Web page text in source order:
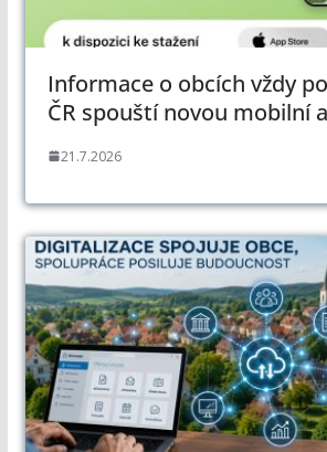
Informace o obcích vždy
ČR spouští novou mobilní
21.7.2026